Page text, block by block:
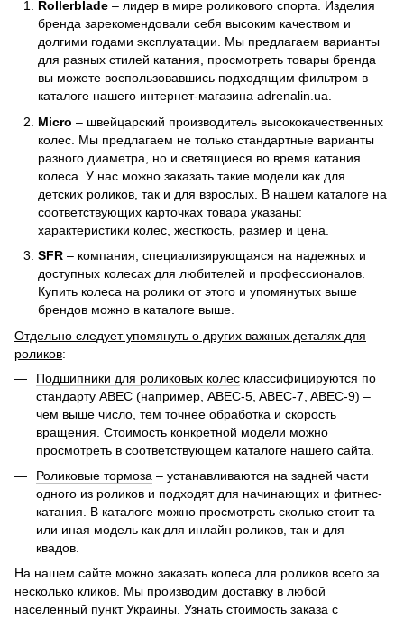
Rollerblade – лидер в мире роликового спорта. Изделия
бренда зарекомендовали себя высоким качеством и
долгими годами эксплуатации. Мы предлагаем варианты
для разных стилей катания, просмотреть товары бренда
вы можете воспользовавшись подходящим фильтром в
каталоге нашего интернет-магазина adrenalin.ua.
Micro – швейцарский производитель высококачественных
колес. Мы предлагаем не только стандартные варианты
разного диаметра, но и светящиеся во время катания
колеса. У нас можно заказать такие модели как для
детских роликов, так и для взрослых. В нашем каталоге на
соответствующих карточках товара указаны:
характеристики колес, жесткость, размер и цена.
SFR – компания, специализирующаяся на надежных и
доступных колесах для любителей и профессионалов.
Купить колеса на ролики от этого и упомянутых выше
брендов можно в каталоге выше.
Отдельно следует упомянуть о других важных деталях для
роликов:
Подшипники для роликовых колес классифицируются по
стандарту ABEC (например, ABEC-5, ABEC-7, ABEC-9) –
чем выше число, тем точнее обработка и скорость
вращения. Стоимость конкретной модели можно
просмотреть в соответствующем каталоге нашего сайта.
Роликовые тормоза – устанавливаются на задней части
одного из роликов и подходят для начинающих и фитнес-
катания. В каталоге можно просмотреть сколько стоит та
или иная модель как для инлайн роликов, так и для
квадов.
На нашем сайте можно заказать колеса для роликов всего за
несколько кликов. Мы производим доставку в любой
населенный пункт Украины. Узнать стоимость заказа с